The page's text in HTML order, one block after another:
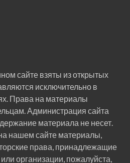
сайте взяты из открытых
исключительно в
Права на материалы
Администрация сайта
материала не несет.
нашем сайте материалы,
права, принадлежащие
организации, пожалуйста,